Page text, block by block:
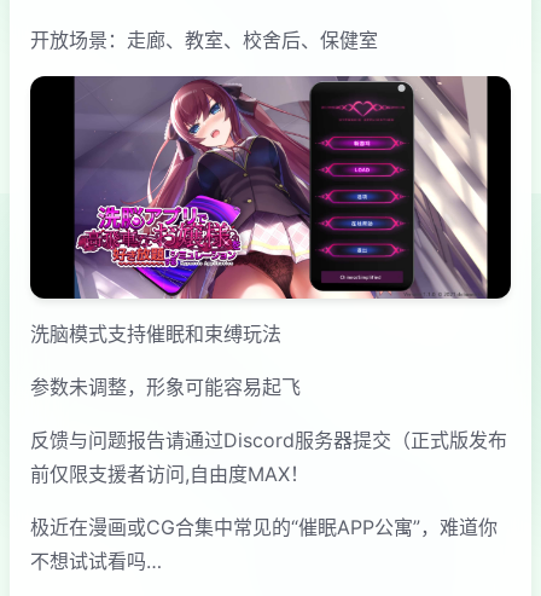
开放场景：走廊、教室、校舍后、保健室
洗脑模式支持催眠和束缚玩法
参数未调整，形象可能容易起飞
反馈与问题报告请通过Discord服务器提交（正式版发布
前仅限支援者访问,自由度MAX！
极近在漫画或CG合集中常见的“催眠APP公寓”，难道你
不想试试看吗…